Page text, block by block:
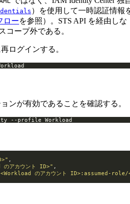
）を使用して一時認証情報
ローを参照）。STS API を経由しな
コープ外である。
ログインする。
ンが有効であることを確認する。
--profile Workload
アカウント ID>"
のアカウント ID>:assumed-role/